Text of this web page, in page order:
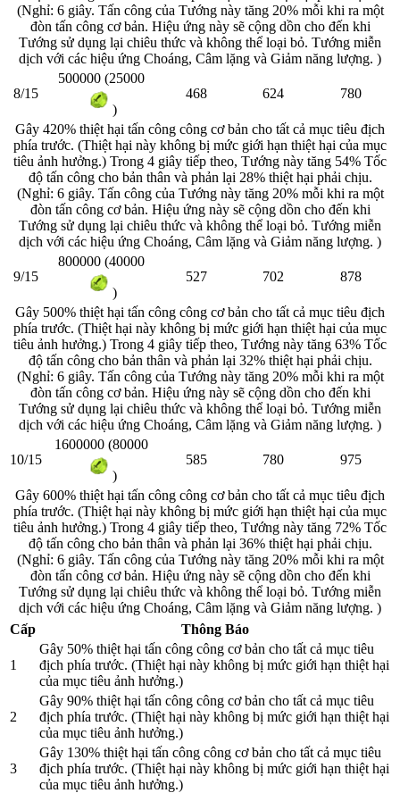
(Nghỉ: 6 giây. Tấn công của Tướng này tăng 20% mỗi khi ra một
đòn tấn công cơ bản. Hiệu ứng này sẽ cộng dồn cho đến khi
Tướng sử dụng lại chiêu thức và không thể loại bỏ. Tướng miễn
dịch với các hiệu ứng Choáng, Câm lặng và Giảm năng lượng. )
8/15
500000 (25000
)
468 624 780
Gây 420% thiệt hại tấn công công cơ bản cho tất cả mục tiêu địch
phía trước. (Thiệt hại này không bị mức giới hạn thiệt hại của mục
tiêu ảnh hưởng.) Trong 4 giây tiếp theo, Tướng này tăng 54% Tốc
độ tấn công cho bản thân và phản lại 28% thiệt hại phải chịu.
(Nghỉ: 6 giây. Tấn công của Tướng này tăng 20% mỗi khi ra một
đòn tấn công cơ bản. Hiệu ứng này sẽ cộng dồn cho đến khi
Tướng sử dụng lại chiêu thức và không thể loại bỏ. Tướng miễn
dịch với các hiệu ứng Choáng, Câm lặng và Giảm năng lượng. )
9/15
800000 (40000
)
527 702 878
Gây 500% thiệt hại tấn công công cơ bản cho tất cả mục tiêu địch
phía trước. (Thiệt hại này không bị mức giới hạn thiệt hại của mục
tiêu ảnh hưởng.) Trong 4 giây tiếp theo, Tướng này tăng 63% Tốc
độ tấn công cho bản thân và phản lại 32% thiệt hại phải chịu.
(Nghỉ: 6 giây. Tấn công của Tướng này tăng 20% mỗi khi ra một
đòn tấn công cơ bản. Hiệu ứng này sẽ cộng dồn cho đến khi
Tướng sử dụng lại chiêu thức và không thể loại bỏ. Tướng miễn
dịch với các hiệu ứng Choáng, Câm lặng và Giảm năng lượng. )
10/15
1600000 (80000
)
585 780 975
Gây 600% thiệt hại tấn công công cơ bản cho tất cả mục tiêu địch
phía trước. (Thiệt hại này không bị mức giới hạn thiệt hại của mục
tiêu ảnh hưởng.) Trong 4 giây tiếp theo, Tướng này tăng 72% Tốc
độ tấn công cho bản thân và phản lại 36% thiệt hại phải chịu.
(Nghỉ: 6 giây. Tấn công của Tướng này tăng 20% mỗi khi ra một
đòn tấn công cơ bản. Hiệu ứng này sẽ cộng dồn cho đến khi
Tướng sử dụng lại chiêu thức và không thể loại bỏ. Tướng miễn
dịch với các hiệu ứng Choáng, Câm lặng và Giảm năng lượng. )
Cấp
Thông Báo
1
Gây 50% thiệt hại tấn công công cơ bản cho tất cả mục tiêu
địch phía trước. (Thiệt hại này không bị mức giới hạn thiệt hại
của mục tiêu ảnh hưởng.)
2
Gây 90% thiệt hại tấn công công cơ bản cho tất cả mục tiêu
địch phía trước. (Thiệt hại này không bị mức giới hạn thiệt hại
của mục tiêu ảnh hưởng.)
3
Gây 130% thiệt hại tấn công công cơ bản cho tất cả mục tiêu
địch phía trước. (Thiệt hại này không bị mức giới hạn thiệt hại
của mục tiêu ảnh hưởng.)